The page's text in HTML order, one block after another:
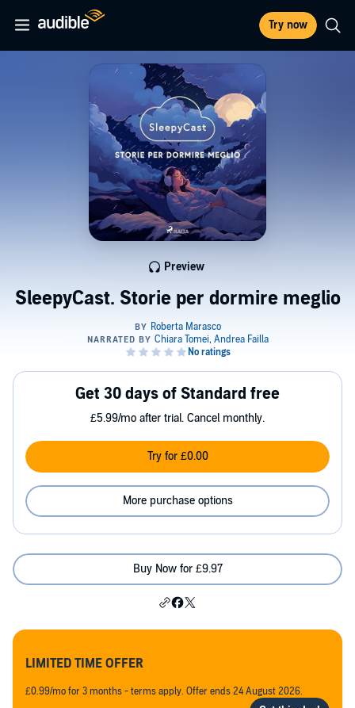
Try now
SleepyCast. Storie per dormire meglio
Preview
Get 30 days of Standard free
£5.99/mo after trial. Cancel monthly.
Try for £0.00
More purchase options
Buy Now for £9.97
LIMITED TIME OFFER
£0.99/mo for 3 months - terms apply. Offer ends 24 August 2026.